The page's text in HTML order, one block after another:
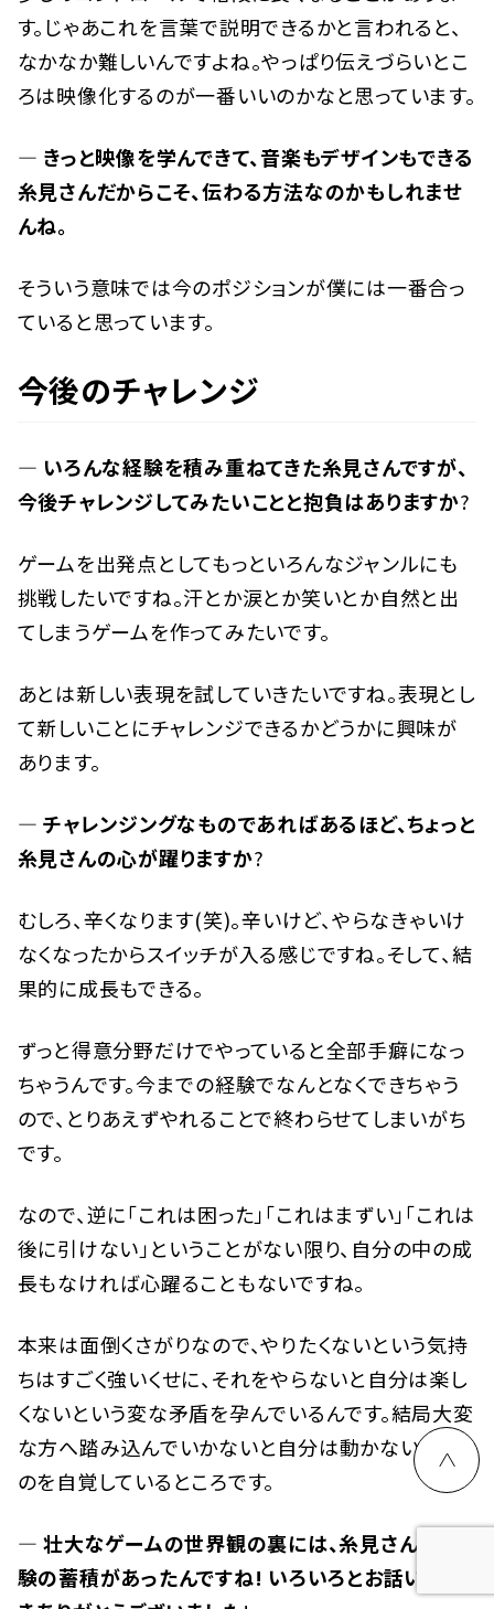
す。じゃあこれを言葉で説明できるかと言われると、
なかなか難しいんですよね。やっぱり伝えづらいとこ
ろは映像化するのが一番いいのかなと思っています。
— きっと映像を学んできて、音楽もデザインもできる
糸見さんだからこそ、伝わる方法なのかもしれませ
んね。
そういう意味では今のポジションが僕には一番合っ
ていると思っています。
今後のチャレンジ
— いろんな経験を積み重ねてきた糸見さんですが、
今後チャレンジしてみたいことと抱負はありますか?
ゲームを出発点としてもっといろんなジャンルにも
挑戦したいですね。汗とか涙とか笑いとか自然と出
てしまうゲームを作ってみたいです。
あとは新しい表現を試していきたいですね。表現とし
て新しいことにチャレンジできるかどうかに興味が
あります。
— チャレンジングなものであればあるほど、ちょっと
糸見さんの心が躍りますか?
むしろ、辛くなります(笑)。辛いけど、やらなきゃいけ
なくなったからスイッチが入る感じですね。そして、結
果的に成長もできる。
ずっと得意分野だけでやっていると全部手癖になっ
ちゃうんです。今までの経験でなんとなくできちゃう
ので、とりあえずやれることで終わらせてしまいがち
です。
なので、逆に「これは困った」「これはまずい」「これは
後に引けない」ということがない限り、自分の中の成
長もなければ心躍ることもないですね。
本来は面倒くさがりなので、やりたくないという気持
ちはすごく強いくせに、それをやらないと自分は楽し
くないという変な矛盾を孕んでいるんです。結局大変
な方へ踏み込んでいかないと自分は動かないという
のを自覚しているところです。
— 壮大なゲームの世界観の裏には、糸見さんの経
験の蓄積があったんですね! いろいろとお話いただ